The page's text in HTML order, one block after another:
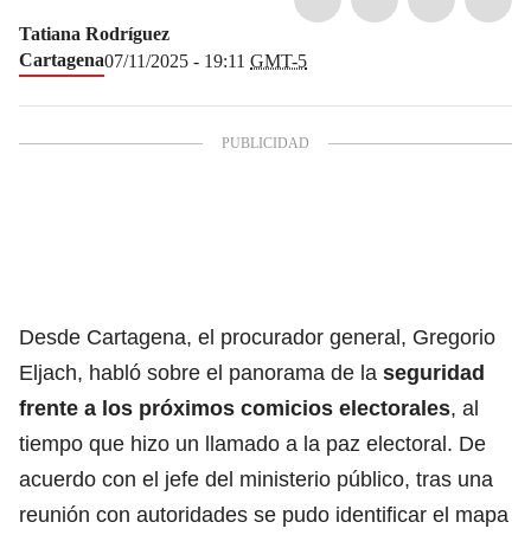
Tatiana Rodríguez
Cartagena07/11/2025 - 19:11 GMT-5
Desde Cartagena, el procurador general, Gregorio
Eljach, habló sobre el panorama de la seguridad
frente a los próximos comicios electorales, al
tiempo que hizo un llamado a la paz electoral. De
acuerdo con el jefe del ministerio público, tras una
reunión con autoridades se pudo identificar el mapa